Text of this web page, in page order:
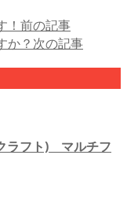
前の記事
か？ 次の記事
ラフト) マルチフ